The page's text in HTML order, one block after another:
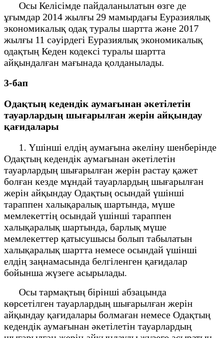
Осы Келісімде пайдаланылатын өзге де
ұғымдар 2014 жылғы 29 мамырдағы Еуразиялық
экономикалық одақ туралы шартта және 2017
жылғы 11 сәуірдегі Еуразиялық экономикалық
одақтың Кеден кодексі туралы шартта
айқындалған мағынада қолданылады.
3-бап
Одақтың кедендік аумағынан әкетілетін
тауарлардың шығарылған жерін айқындау
қағидалары
1. Үшінші елдің аумағына әкеліну шенберінде
Одақтың кедендік аумағынан әкетілетін
тауарлардың шығарылған жерін растау қажет
болған кезде мұндай тауарлардың шығарылған
жерін айқындау Одақтың осындай үшінші
тараппен халықаралық шартында, мүше
мемлекеттің осындай үшінші тараппен
халықаралық шартында, барлық мүше
мемлекеттер қатысушысы болып табылатын
халықаралық шартта немесе осындай үшінші
елдің заңнамасында белгіленген қағидалар
бойынша жүзеге асырылады.
Осы тармақтың бірінші абзацында
көрсетілген тауарлардың шығарылған жерін
айқындау қағидалары болмаған немесе Одақтың
кедендік аумағынан әкетілетін тауарлардың